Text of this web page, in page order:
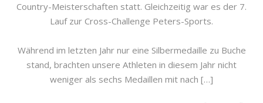
Country-Meisterschaften statt. Gleichzeitig war es der 7.
Lauf zur Cross-Challenge Peters-Sports.
Während im letzten Jahr nur eine Silbermedaille zu Buche
stand, brachten unsere Athleten in diesem Jahr nicht
weniger als sechs Medaillen mit nach […]